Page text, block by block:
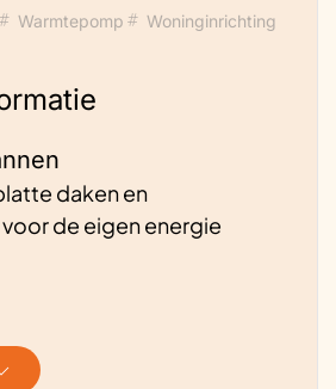
Warmtepomp Woninginrichting
daken en
de eigen energie